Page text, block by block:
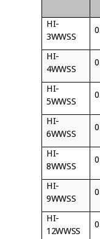
HI-
3WWSS
HI-
4WWSS
HI-
5WWSS
HI-
6WWSS
HI-
8WWSS
HI-
9WWSS
HI-
12WWSS